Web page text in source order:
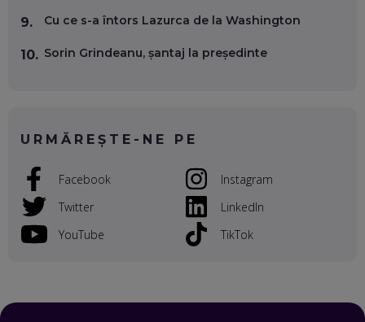
EP. 54
VALENTIN VANCEA, CEO AL PATRIA BANK: AUTOMATIZĂM
VOICU OPREAN (AROBS): CUM CONSTRUIEȘTI O COMPANIE
TA LOCALĂ - ȘI CE SĂ DAI ÎNAPOI
EP. 52
ROBERT GRAUR, FOMO: SPEAKERUL PE SCENĂ, INVITATUL
ÎN SALĂ, DAR ÎNVĂȚĂM UNII DE LA CEILALȚI. VIN JASON
DERULO, STEVEN BARTLETT ȘI ALȚI PESTE 60 DE
9. Cu ce s-a întors Lazurca de la Washington
10. Sorin Grindeanu, șantaj la președinte
URMĂREȘTE-NE PE
Facebook
Twitter
YouTube
Instagram
LinkedIn
TikTok